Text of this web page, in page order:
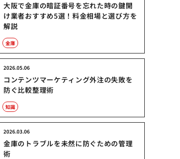
大阪で金庫の暗証番号を忘れた時の鍵開
け業者おすすめ5選！料金相場と選び方を
解説
金庫
コンテンツマーケティング外注の失敗を
防ぐ比較整理術
2026.05.06
知識
金庫のトラブルを未然に防ぐための管理
術
2026.03.06